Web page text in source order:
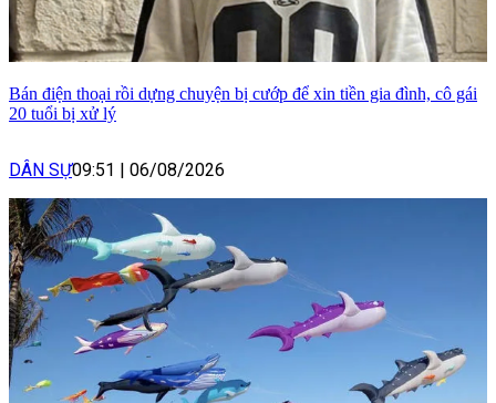
Bán điện thoại rồi dựng chuyện bị cướp để xin tiền gia đình, cô gái
20 tuổi bị xử lý
DÂN SỰ09:51 06/08/2026